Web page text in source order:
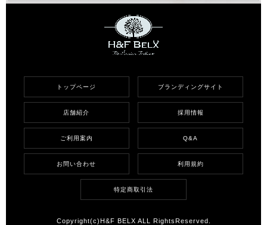
トップページ ブランディングサイト
店舗紹介 採用情報
ご利用案内 Q&A
お問い合わせ 利用規約
特定商取引法
Copyright(c)H&F BELX ALL RightsReserved.